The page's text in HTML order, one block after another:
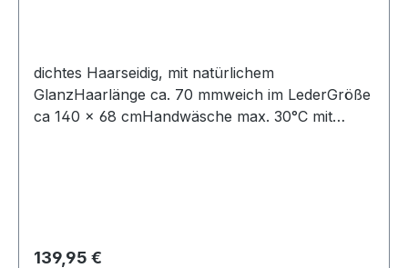
dichtes Haarseidig, mit natürlichem
GlanzHaarlänge ca. 70 mmweich im LederGröße
ca 140 × 68 cmHandwäsche max. 30°C mit
Regulärer Preis:
139,95 €